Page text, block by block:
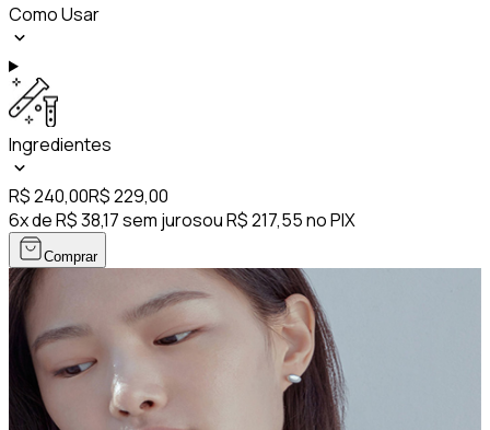
Como Usar
Ingredientes
R$ 240,00R$ 229,00
6x de R$ 38,17 sem jurosou R$ 217,55 no PIX
Comprar